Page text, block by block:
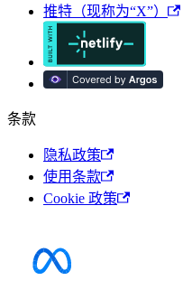
推特（现称为“X”）
条款
隐私政策
使用条款
Cookie 政策